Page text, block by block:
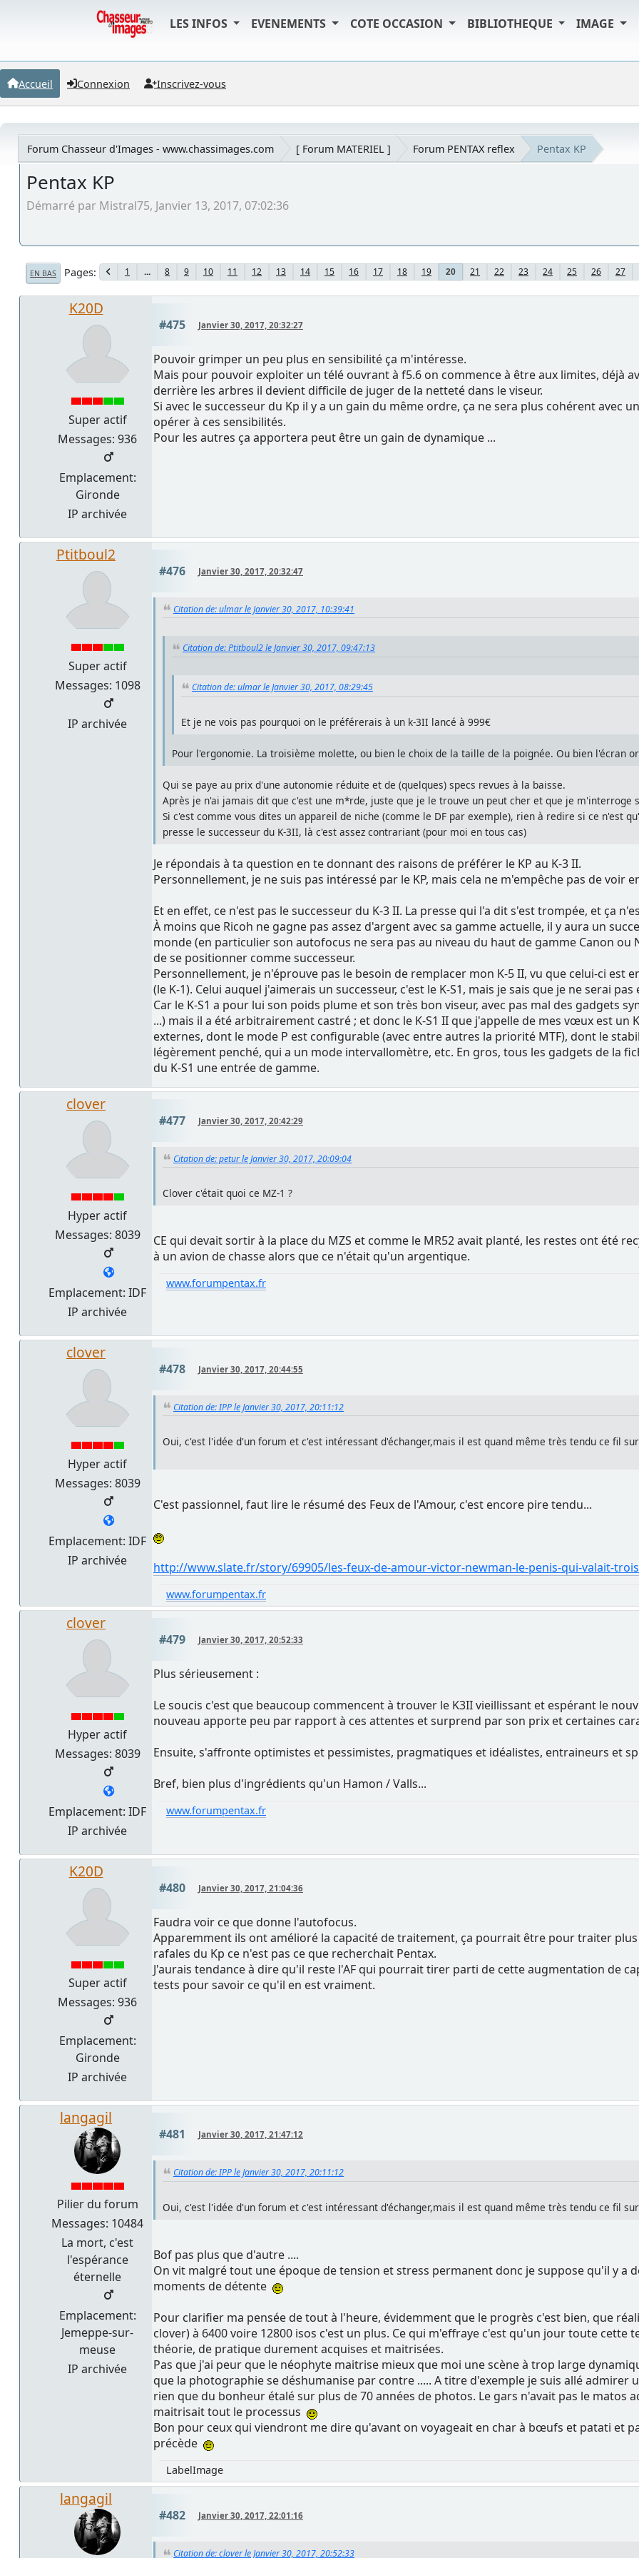
LES INFOS EVENEMENTS COTE OCCASION BIBLIOTHEQUE IMAGE
Accueil Connexion Inscrivez-vous
Forum Chasseur d'Images - www.chassimages.com [ Forum MATERIEL ] Forum PENTAX reflex Pentax KP
Pentax KP
Démarré par Mistral75, Janvier 13, 2017, 07:02:36
EN BAS Pages 1 ... 8 9 10 11 12 13 14 15 16 17 18 19 20 21 22 23 24 25 26 27
K20D
Super actif
Messages: 936
Emplacement:
Gironde
IP archivée
#475 Janvier 30, 2017, 20:32:27
Pouvoir grimper un peu plus en sensibilité ça m'intéresse.
Mais pour pouvoir exploiter un télé ouvrant à f5.6 on commence à être aux limites, déjà
derrière les arbres il devient difficile de juger de la netteté dans le viseur.
Si avec le successeur du Kp il y a un gain du même ordre, ça ne sera plus cohérent avec
opérer à ces sensibilités.
Pour les autres ça apportera peut être un gain de dynamique ...
Ptitboul2
Super actif
Messages: 1098
IP archivée
#476 Janvier 30, 2017, 20:32:47
Citation de: ulmar le Janvier 30, 2017, 10:39:41
Citation de: Ptitboul2 le Janvier 30, 2017, 09:47:13
Citation de: ulmar le Janvier 30, 2017, 08:29:45
Et je ne vois pas pourquoi on le préférerais à un k-3II lancé à 999€
Pour l'ergonomie. La troisième molette, ou bien le choix de la taille de la poignée. Ou bien l'écran
Qui se paye au prix d'une autonomie réduite et de (quelques) specs revues à la baisse.
Après je n'ai jamais dit que c'est une m*rde, juste que je le trouve un peut cher et que je m'interroge
Si c'est comme vous dites un appareil de niche (comme le DF par exemple), rien à redire si ce n'est
presse le successeur du K-3II, là c'est assez contrariant (pour moi en tous cas)
Je répondais à ta question en te donnant des raisons de préférer le KP au K-3 II.
Personnellement, je ne suis pas intéressé par le KP, mais cela ne m'empêche pas de voir
Et en effet, ce n'est pas le successeur du K-3 II. La presse qui l'a dit s'est trompée, et ça
À moins que Ricoh ne gagne pas assez d'argent avec sa gamme actuelle, il y aura un
monde (en particulier son autofocus ne sera pas au niveau du haut de gamme Canon
de se positionner comme successeur.
Personnellement, je n'éprouve pas le besoin de remplacer mon K-5 II, vu que celui-ci est
(le K-1). Celui auquel j'aimerais un successeur, c'est le K-S1, mais je sais que je ne serai pas
Car le K-S1 a pour lui son poids plume et son très bon viseur, avec pas mal des gadgets
...) mais il a été arbitrairement castré ; et donc le K-S1 II que j'appelle de mes vœux est un
externes, dont le mode P est configurable (avec entre autres la priorité MTF), dont le
légèrement penché, qui a un mode intervallomètre, etc. En gros, tous les gadgets de la
du K-S1 une entrée de gamme.
clover
Hyper actif
Messages: 8039
Emplacement: IDF
IP archivée
#477 Janvier 30, 2017, 20:42:29
Citation de: petur le Janvier 30, 2017, 20:09:04
Clover c'était quoi ce MZ-1 ?
CE qui devait sortir à la place du MZS et comme le MR52 avait planté, les restes ont été
à un avion de chasse alors que ce n'était qu'un argentique.
www.forumpentax.fr
clover
Hyper actif
Messages: 8039
Emplacement: IDF
IP archivée
#478 Janvier 30, 2017, 20:44:55
Citation de: IPP le Janvier 30, 2017, 20:11:12
Oui, c'est l'idée d'un forum et c'est intéressant d'échanger,mais il est quand même très tendu ce fil sur
C'est passionnel, faut lire le résumé des Feux de l'Amour, c'est encore pire tendu...
http://www.slate.fr/story/69905/les-feux-de-amour-victor-newman-le-penis-qui-valait-
www.forumpentax.fr
clover
Hyper actif
Messages: 8039
Emplacement: IDF
IP archivée
#479 Janvier 30, 2017, 20:52:33
Plus sérieusement :
Le soucis c'est que beaucoup commencent à trouver le K3II vieillissant et espérant le
nouveau apporte peu par rapport à ces attentes et surprend par son prix et certaines
Ensuite, s'affronte optimistes et pessimistes, pragmatiques et idéalistes, entraineurs et
Bref, bien plus d'ingrédients qu'un Hamon / Valls...
www.forumpentax.fr
K20D
Super actif
Messages: 936
Emplacement:
Gironde
IP archivée
#480 Janvier 30, 2017, 21:04:36
Faudra voir ce que donne l'autofocus.
Apparemment ils ont amélioré la capacité de traitement, ça pourrait être pour traiter
rafales du Kp ce n'est pas ce que recherchait Pentax.
J'aurais tendance à dire qu'il reste l'AF qui pourrait tirer parti de cette augmentation de
tests pour savoir ce qu'il en est vraiment.
langagil
Pilier du forum
Messages: 10484
La mort, c'est
l'espérance
éternelle
Emplacement:
Jemeppe-sur-
meuse
IP archivée
#481 Janvier 30, 2017, 21:47:12
Citation de: IPP le Janvier 30, 2017, 20:11:12
Oui, c'est l'idée d'un forum et c'est intéressant d'échanger,mais il est quand même très tendu ce fil sur
Bof pas plus que d'autre ....
On vit malgré tout une époque de tension et stress permanent donc je suppose qu'il y a
moments de détente
Pour clarifier ma pensée de tout à l'heure, évidemment que le progrès c'est bien, que
clover) à 6400 voire 12800 isos c'est un plus. Ce qui m'effraye c'est qu'un jour toute cette
théorie, de pratique durement acquises et maitrisées.
Pas que j'ai peur que le néophyte maitrise mieux que moi une scène à trop large
que la photographie se déshumanise par contre ..... A titre d'exemple je suis allé admirer
rien que du bonheur étalé sur plus de 70 années de photos. Le gars n'avait pas le matos
maitrisait tout le processus
Bon pour ceux qui viendront me dire qu'avant on voyageait en char à bœufs et patati et
précède
LabelImage
langagil
#482 Janvier 30, 2017, 22:01:16
Citation de: clover le Janvier 30, 2017, 20:52:33